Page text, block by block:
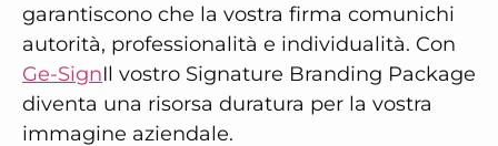
garantiscono che la vostra firma comunichi
autorità, professionalità e individualità. Con
Ge-SignIl vostro Signature Branding Package
diventa una risorsa duratura per la vostra
immagine aziendale.